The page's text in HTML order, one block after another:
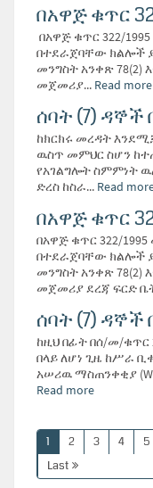
በአዋጅ ቁጥር
በአዋጅ ቁጥር 322/
በተደራጀባቸው ክልሎች
መንግስት አንቀጽ 78(2)
መጀመሪያ... Read more
ሰባት (7)
ከክርክሩ መረዳት
ዉስጥ መምህር ስሆን
የአገልግሎት ስምምነት
ድረስ ከስራ... Read
በአዋጅ ቁጥር
በአዋጅ ቁጥር 322/
በተደራጀባቸው ክልሎች
መንግስት አንቀጽ 78(2)
መጀመሪያ ደረጃ ፍርድ
ሰባት (7)
ከዚህ በፊት በሰ/መ/ቁጥር
በላይ ለሆነ ጊዜ ከሥራ
አሠሪዉ ማስጠንቀቂያ
Read more
1 2 3 4 5
Last